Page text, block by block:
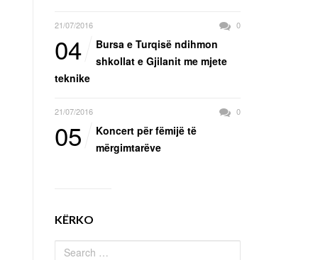
21/07/2016 0
04
Bursa e Turqisë ndihmon
shkollat e Gjilanit me mjete
teknike
21/07/2016 0
05
Koncert për fëmijë të
mërgimtarëve
KËRKO